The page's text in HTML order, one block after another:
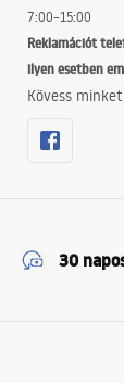
7:00–15:00
Reklamációt
ilyen esetben
Kövess minket
30